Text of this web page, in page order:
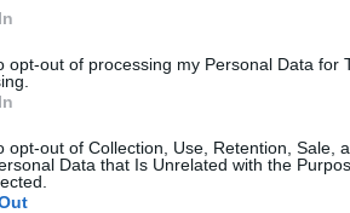
opt-out of processing my Personal Data for
opt-out of Collection, Use, Retention, Sale,
Data that Is Unrelated with the
in una famiglia di
Federica ha respirato aria di
Ma cosa c’è dietro il suo
di talento, dedizione e una